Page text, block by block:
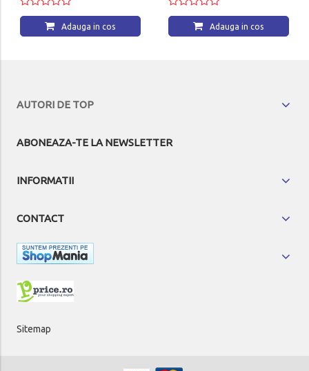
Adauga in cos Adauga in cos
AUTORI DE TOP
ABONEAZA-TE LA NEWSLETTER
INFORMATII
CONTACT
Sitemap